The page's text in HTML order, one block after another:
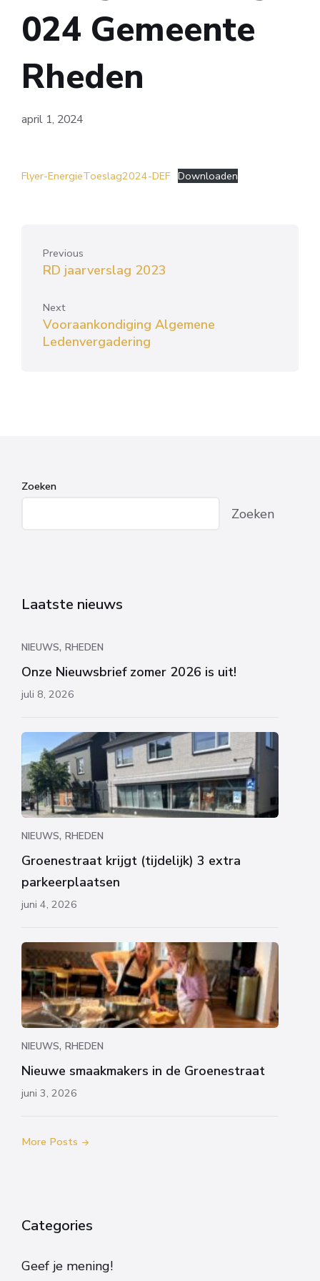
024 Gemeente
Rheden
april 1, 2024
Flyer-EnergieToeslag2024-DEF Downloaden
Previous
RD jaarverslag 2023
Next
Vooraankondiging Algemene
Ledenvergadering
Zoeken
Zoeken
Laatste nieuws
NIEUWS, RHEDEN
Onze Nieuwsbrief zomer 2026 is uit!
juli 8, 2026
NIEUWS, RHEDEN
Groenestraat krijgt (tijdelijk) 3 extra
parkeerplaatsen
juni 4, 2026
NIEUWS, RHEDEN
Nieuwe smaakmakers in de Groenestraat
juni 3, 2026
More Posts
Categories
Geef je mening!